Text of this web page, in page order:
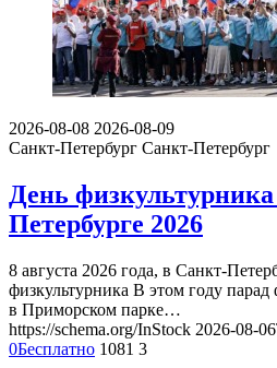
2026-08-08 2026-08-09
Санкт-Петербург Санкт-Петербург
День
Петербурге 2026
8 августа 2026 года, в Санкт-
физкультурника В этом году парад
в Приморском парке…
https://schema.org/InStock 2026-08-
0Бесплатно 1081 3